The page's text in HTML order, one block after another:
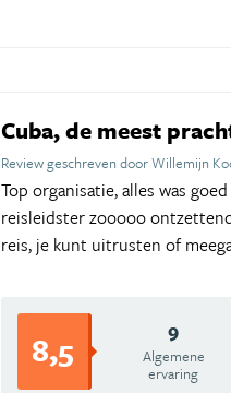
Cuba, de meest
Review geschreven door Willemijn
Top organisatie, alles was
reisleidster zooooo
reis, je kunt uitrusten of
8,5 9
Algemene
ervaring